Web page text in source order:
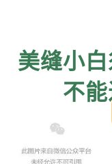
美缝小
不